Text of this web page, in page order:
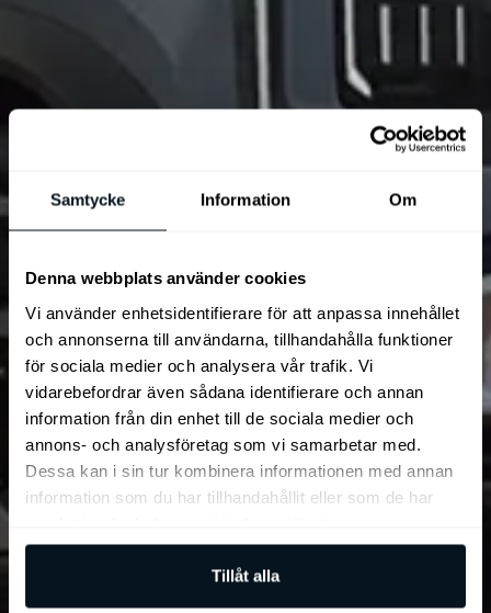
Samtycke Information Om
Denna webbplats använder cookies
Vi använder enhetsidentifierare för att anpassa innehållet
och annonserna till användarna, tillhandahålla funktioner
för sociala medier och analysera vår trafik. Vi
vidarebefordrar även sådana identifierare och annan
information från din enhet till de sociala medier och
annons- och analysföretag som vi samarbetar med.
Dessa kan i sin tur kombinera informationen med annan
information som du har tillhandahållit eller som de har
Tillåt alla